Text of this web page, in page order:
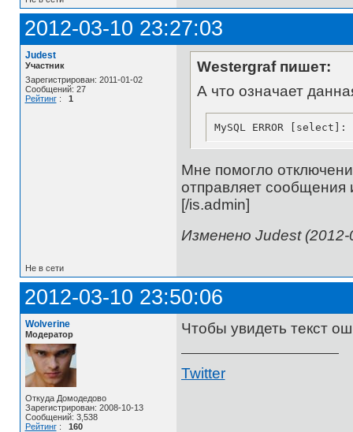
2012-03-10 23:27:03
Judest
Участник
Зарегистрирован: 2011-01-02
Сообщений: 27
Рейтинг: 1
Westergraf пишет:
А что означает
MySQL ERROR
Мне помогло
отправляет сообщения
[/is.admin]
Изменено Judest
Не в сети
2012-03-10 23:50:06
Wolverine
Модератор
Откуда Домодедово
Зарегистрирован: 2008-10-13
Сообщений: 3,538
Рейтинг: 160
Чтобы увидеть текст
Twitter